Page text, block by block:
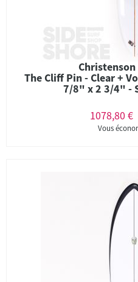
The Cliff Pin - Clear +
7/8" x 2 3/4" -
1078,80 €
Vous